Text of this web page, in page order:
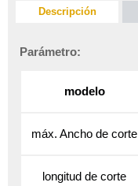
Descripción
Parámetro:
modelo
máx. Ancho de corte
longitud de corte